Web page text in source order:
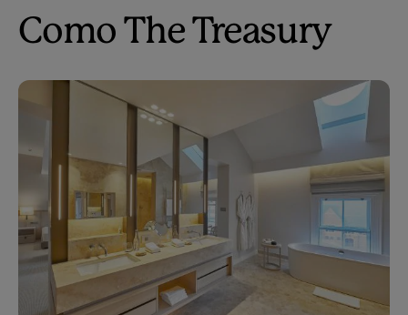
Como The Treasury